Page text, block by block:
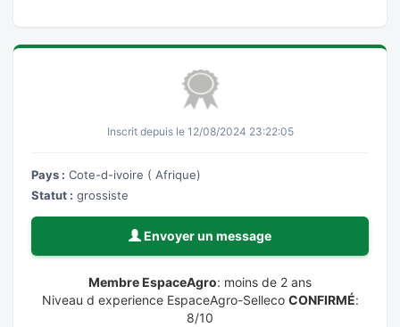
Inscrit depuis le 12/08/2024 23:22:05
Pays : Cote-d-ivoire ( Afrique)
Statut : grossiste
Envoyer un message
Membre EspaceAgro: moins de 2 ans
Niveau d experience EspaceAgro-Selleco CONFIRMÉ:
8/10